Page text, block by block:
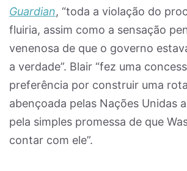
Guardian, “toda a violação do
fluiria, assim como a sensação
venenosa de que o governo
a verdade”. Blair “fez uma
preferência por construir uma
abençoada pelas Nações Unidas
pela simples promessa de que
contar com ele”.